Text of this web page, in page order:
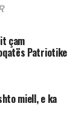
çam
Patriotike
miell, e ka